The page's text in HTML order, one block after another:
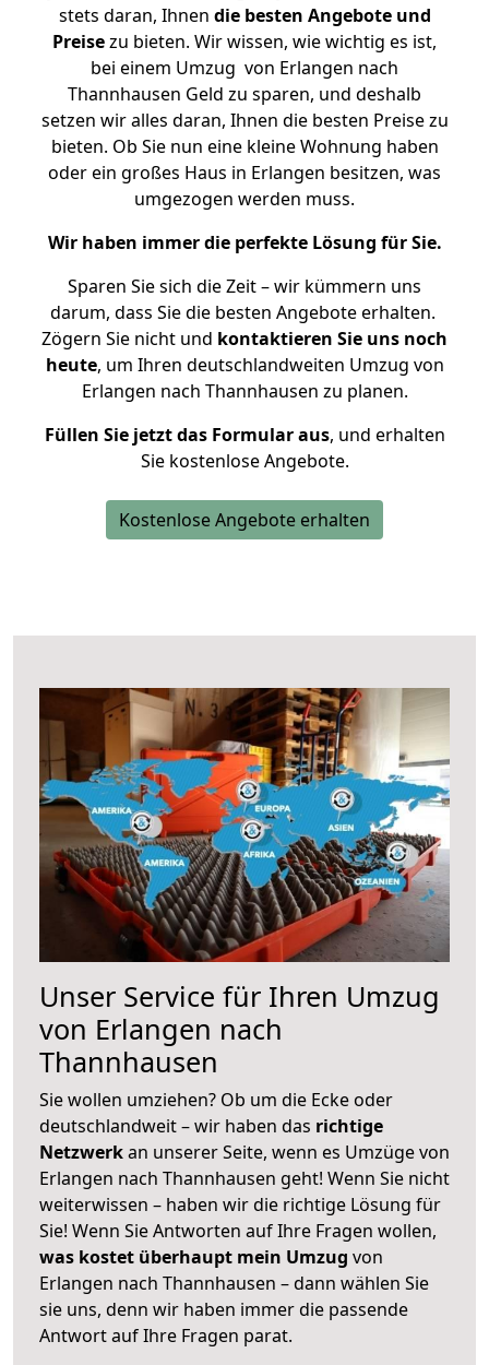
stets daran, Ihnen die besten Angebote und
Preisezu bieten. Wir wissen, wie wichtig es ist,
bei einem Umzug von Erlangen nach
Thannhausen Geld zu sparen, und deshalb
setzen wir alles daran, Ihnen die besten Preise zu
bieten. Ob Sie nun eine kleine Wohnung haben
oder ein großes Haus in Erlangen besitzen, was
umgezogen werden muss.
Wir haben immer die perfekte Lösung für Sie.
Sparen Sie sich die Zeit – wir kümmern uns
darum, dass Sie die besten Angebote erhalten.
Zögern Sie nicht und kontaktieren Sie uns noch
heute, um Ihren deutschlandweiten Umzug von
Erlangen nach Thannhausen zu planen.
Füllen Sie jetzt das Formular aus, und erhalten
Sie kostenlose Angebote.
Kostenlose Angebote erhalten
Unser Service für Ihren Umzug
von Erlangen nach
Thannhausen
Sie wollen umziehen? Ob um die Ecke oder
deutschlandweit – wir haben das richtige
Netzwerkan unserer Seite, wenn es Umzüge von
Erlangen nach Thannhausen geht! Wenn Sie nicht
weiterwissen – haben wir die richtige Lösung für
Sie! Wenn Sie Antworten auf Ihre Fragen wollen,
was kostet überhaupt mein Umzug von
Erlangen nach Thannhausen – dann wählen Sie
sie uns, denn wir haben immer die passende
Antwort auf Ihre Fragen parat.